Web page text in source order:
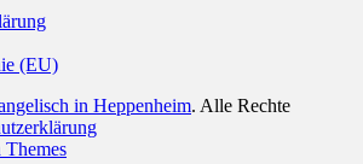
(EU)
in Heppenheim. Alle Rechte
Themes